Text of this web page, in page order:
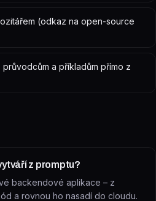
(odkaz na open-source
a příkladům přímo z
z promptu?
backendové aplikace – z
a rovnou ho nasadí do cloudu.